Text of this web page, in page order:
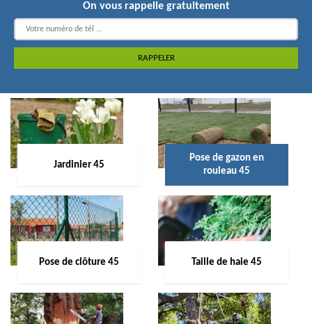
On vous rappelle gratuitement
Jardinier 45
Pose de gazon en
rouleau 45
Pose de clôture 45 Taille de haie 45